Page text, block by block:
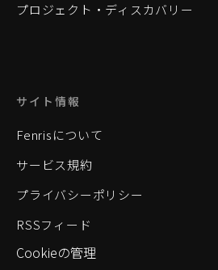
プロジェクト・ディスカバリー
サイト情報
Fenrisについて
サービス規約
プライバシーポリシー
RSSフィード
Cookieの管理